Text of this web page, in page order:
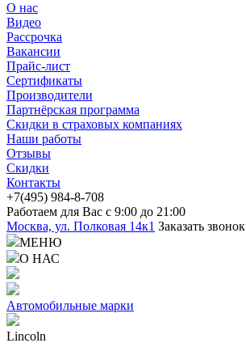
О нас
Видео
Рассрочка
Вакансии
Прайс-лист
Сертификаты
Производители
Партнёрская программа
Скидки в страховых компаниях
Наши работы
Отзывы
Скидки
Контакты
+7(495) 984-8-708
Работаем для Вас с 9:00 до 21:00
Москва, ул. Полковая 14к1 Заказать звонок
МЕНЮ
О НАС
Автомобильные марки
Lincoln